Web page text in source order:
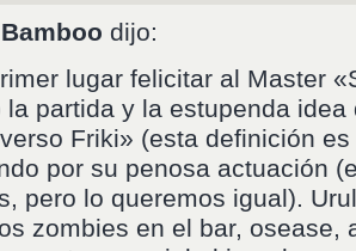
dijo:
lugar felicitar al Master
la partida y la estupenda
Friki» (esta definición
por su penosa actuación
pero lo queremos igual).
zombies en el bar, osease,